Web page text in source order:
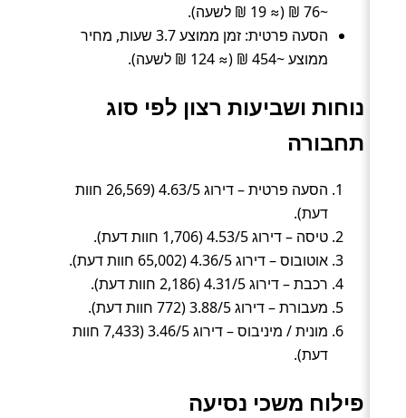
~76 ₪ (≈ 19 ₪ לשעה).
הסעה פרטית: זמן ממוצע 3.7 שעות, מחיר
ממוצע ~454 ₪ (≈ 124 ₪ לשעה).
נוחות ושביעות רצון לפי סוג
תחבורה
הסעה פרטית – דירוג 4.63/5 (26,569 חוות
דעת).
טיסה – דירוג 4.53/5 (1,706 חוות דעת).
אוטובוס – דירוג 4.36/5 (65,002 חוות דעת).
רכבת – דירוג 4.31/5 (2,186 חוות דעת).
מעבורת – דירוג 3.88/5 (772 חוות דעת).
מונית / מיניבוס – דירוג 3.46/5 (7,433 חוות
דעת).
פילוח משכי נסיעה